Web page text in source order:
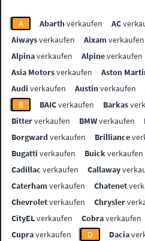
A Abarthverkaufen AC
Aiwaysverkaufen Aixamverkaufen
Alpinaverkaufen Alpineverkaufen
Asia Motorsverkaufen Aston
Audi verkaufen Austinverkaufen
B
BAICverkaufen Barkas
Bitterverkaufen BMWverkaufen
Borgwardverkaufen Brilliance
Bugatti verkaufen Buickverkaufen
Cadillac verkaufen Callaway
Caterhamverkaufen Chatenet
Chevroletverkaufen Chrysler
CityELverkaufen Cobraverkaufen
Cupraverkaufen D Dacia